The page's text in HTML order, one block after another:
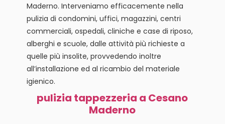
Maderno. Interveniamo efficacemente nella
pulizia di condomini, uffici, magazzini, centri
commerciali, ospedali, cliniche e case di riposo,
alberghi e scuole, dalle attività più richieste a
quelle più insolite, provvedendo inoltre
all’installazione ed al ricambio del materiale
igienico.
pulizia tappezzeria a Cesano
Maderno